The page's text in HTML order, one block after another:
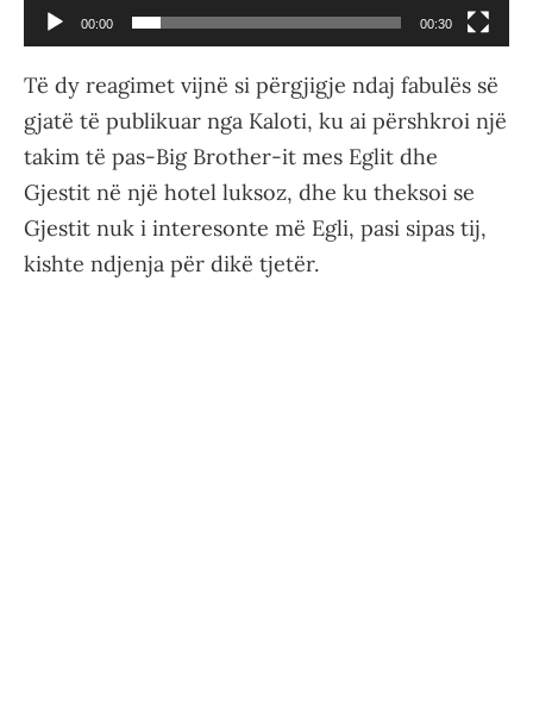
00:00 00:30
Të dy reagimet vijnë si përgjigje ndaj fabulës së
gjatë të publikuar nga Kaloti, ku ai përshkroi një
takim të pas-Big Brother-it mes Eglit dhe
Gjestit në një hotel luksoz, dhe ku theksoi se
Gjestit nuk i interesonte më Egli, pasi sipas tij,
kishte ndjenja për dikë tjetër.